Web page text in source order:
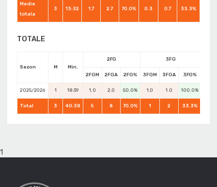
Medie
totala
3 13:32 1.7 2.7 70.0% 0.3 0.7 33.3%
TOTALE
Sezon M Min.
2FG 3FG
2FGM 2FGA 2FG% 3FGM 3FGA 3FG%
2025/2026 1 18:39 1.0 2.0 50.0% 1.0 1.0 100.0%
Total 3 40:38 5 8 70.0% 1 2 33.3%
1